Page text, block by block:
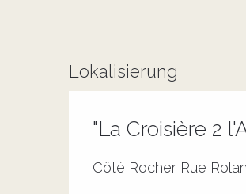
Lokalisierung
"La Croisière 2
Côté Rocher Rue